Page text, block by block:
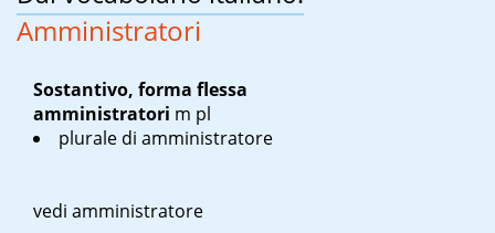
Amministratori
Sostantivo, forma flessa
amministratori m pl
plurale di amministratore
vedi amministratore